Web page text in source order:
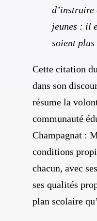
d’instruire
jeunes : il
soient plus
Cette citation
dans son
résume la
communauté
Champagnat :
conditions
chacun, avec
ses qualités
plan scolaire